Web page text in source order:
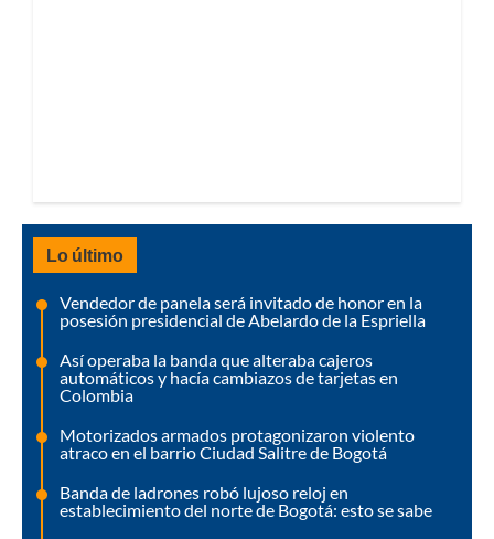
Lo último
Vendedor de panela será invitado de honor en la
posesión presidencial de Abelardo de la Espriella
Así operaba la banda que alteraba cajeros
automáticos y hacía cambiazos de tarjetas en
Colombia
Motorizados armados protagonizaron violento
atraco en el barrio Ciudad Salitre de Bogotá
Banda de ladrones robó lujoso reloj en
establecimiento del norte de Bogotá: esto se sabe